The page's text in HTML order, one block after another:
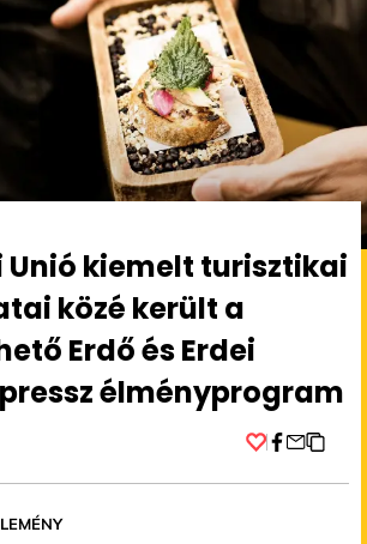
Unió kiemelt turisztikai
közé került a
Erdő és Erdei
élményprogram